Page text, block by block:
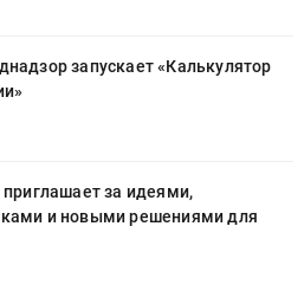
запускает «Калькулятор
приглашает за идеями,
и новыми решениями для